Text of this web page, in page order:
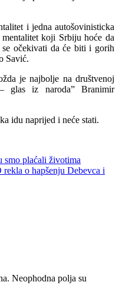
i jedna autošovinisticka
koji Srbiju hoće da
očekivati da će biti i gorih
Savić.
je najbolje na društvenoj
glas iz naroda” Branimir
idu naprijed i neće stati.
smo plaćali životima
rekla o hapšenju Debevca i
Neophodna polja su